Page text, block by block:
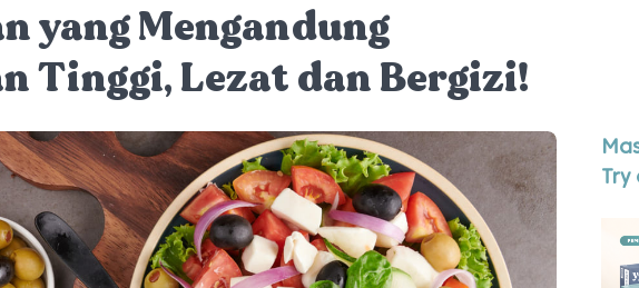
yang Mengandung
Tinggi, Lezat dan Bergizi!
Try